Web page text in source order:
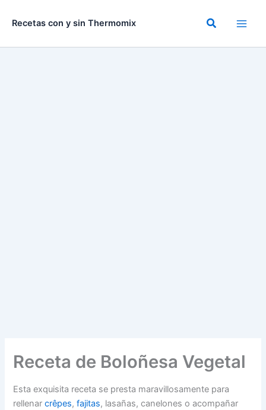
Recetas con y sin Thermomix Buscar
Receta de Boloñesa Vegetal
Esta exquisita receta se presta maravillosamente para
rellenarcrêpes,fajitas, lasañas, canelones o acompañar